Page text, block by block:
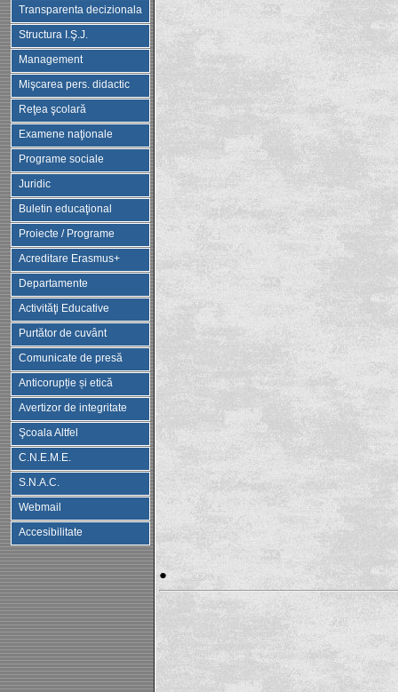
Transparenta decizionala
Structura I.Ş.J.
Management
Mişcarea pers. didactic
Reţea şcolară
Examene naţionale
Programe sociale
Juridic
Buletin educaţional
Proiecte / Programe
Acreditare Erasmus+
Departamente
Activităţi Educative
Purtător de cuvânt
Comunicate de presă
Anticorupție și etică
Avertizor de integritate
Şcoala Altfel
C.N.E.M.E.
S.N.A.C.
Webmail
Accesibilitate
●